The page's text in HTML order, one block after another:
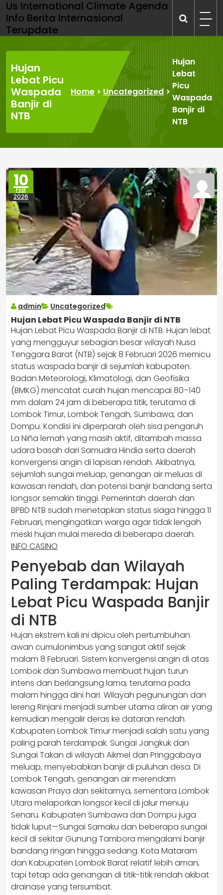
Skip
to
content
Us International Climate Agenda
Info Berita Internasional
Terupdate
Hujan
Lebat Picu
Waspada
Banjir di
NTB
Home > Uncategorized >
Hujan
Lebat
Picu
Waspada
Banjir di
NTB
10
FEB
2026
admin Uncategorized
Hujan Lebat Picu Waspada Banjir di NTB
Hujan Lebat Picu Waspada Banjir di NTB. Hujan lebat
yang mengguyur sebagian besar wilayah Nusa
Tenggara Barat (NTB) sejak 8 Februari 2026 memicu
status waspada banjir di sejumlah kabupaten.
Badan Meteorologi, Klimatologi, dan Geofisika
(BMKG) mencatat curah hujan mencapai 80–140
mm dalam 24 jam di beberapa titik, terutama di
Lombok Timur, Lombok Tengah, Sumbawa, dan
Dompu. Kondisi ini diperparah oleh sisa pengaruh
La Niña lemah yang masih aktif, ditambah massa
udara basah dari Samudra Hindia serta daerah
konvergensi angin di lapisan rendah. Akibatnya,
sejumlah sungai meluap, genangan air meluas di
kawasan rendah, dan potensi banjir bandang serta
longsor semakin tinggi. Pemerintah daerah dan
BPBD NTB sudah menetapkan status siaga hingga 11
Februari, mengingatkan warga agar tidak lengah
meski hujan mulai mereda di beberapa daerah.
INFO CASINO
Penyebab dan Wilayah
Paling Terdampak: Hujan
Lebat Picu Waspada Banjir
di NTB
Hujan ekstrem kali ini dipicu oleh pertumbuhan
awan cumulonimbus yang sangat aktif sejak
malam 8 Februari. Sistem konvergensi angin di atas
Lombok dan Sumbawa membuat hujan turun
intens dan berlangsung lama, terutama pada
malam hingga dini hari. Wilayah pegunungan dan
lereng Rinjani menjadi sumber utama aliran air yang
kemudian mengalir deras ke dataran rendah.
Kabupaten Lombok Timur menjadi salah satu yang
paling parah terdampak. Sungai Jangkuk dan
Sungai Takan di wilayah Aikmel dan Pringgabaya
meluap, menyebabkan banjir di puluhan desa. Di
Lombok Tengah, genangan air merendam
kawasan Praya dan sekitarnya, sementara Lombok
Utara melaporkan longsor kecil di jalur menuju
Senaru. Kabupaten Sumbawa dan Dompu juga
tidak luput—Sungai Samaku dan beberapa sungai
kecil di sekitar Gunung Tambora mengalami banjir
bandang ringan hingga sedang. Kota Mataram
dan Kabupaten Lombok Barat relatif lebih aman,
tapi tetap ada genangan di titik-titik rendah akibat
drainase yang tersumbat.